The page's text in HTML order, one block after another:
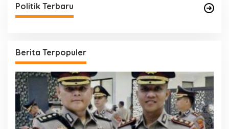
Politik Terbaru
Berita Terpopuler